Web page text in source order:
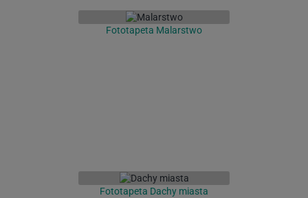
Fototapeta Malarstwo
Fototapeta Dachy miasta